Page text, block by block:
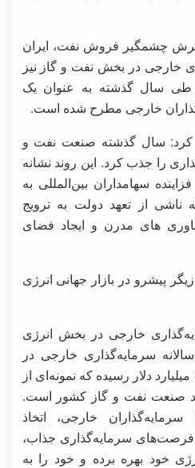
چشمگیر فروش نفت، ایران
خارجی در بخش نفت و گاز نیز
طی سال گذشته به عنوان یک
خارجی مطرح شده است.
کرد: سال گذشته‌ صنعت نفت و
را جذب کرد. این روند نشانه
سهامداران بین‌المللی به
ناشی از تعهد دولت به ترویج
های مدرن و ایجاد فضای
پیشرو در بازار جهانی انرژی
خارجی در بخش انرژی
سرمایه‌گذاری خارجی در
بخش انرژی ایران که به ۵.۵ میلیارد دلار رسیده که نمونه‌ای از
صنعت نفت و گاز کشور است.
خارجی، اتخاذ
سرمایه‌گذاری جذاب،
خود بهره برده و خود را به